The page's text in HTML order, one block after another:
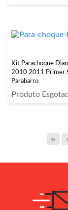
Kit Parachoque
2010 2011 Primer
Parabarro
Produto